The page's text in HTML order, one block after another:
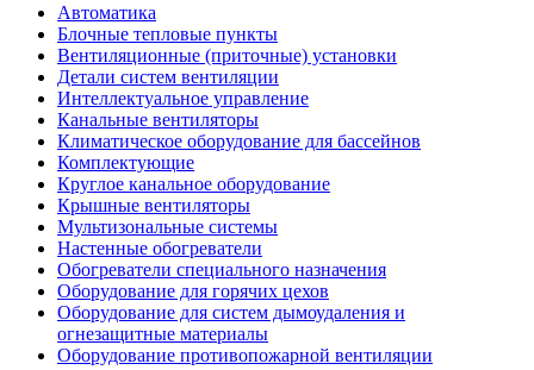
Автоматика
Блочные тепловые пункты
Вентиляционные (приточные) установки
Детали систем вентиляции
Интеллектуальное управление
Канальные вентиляторы
Климатическое оборудование для бассейнов
Комплектующие
Круглое канальное оборудование
Крышные вентиляторы
Мультизональные системы
Настенные обогреватели
Обогреватели специального назначения
Оборудование для горячих цехов
Оборудование для систем дымоудаления и
огнезащитные материалы
Оборудование противопожарной вентиляции